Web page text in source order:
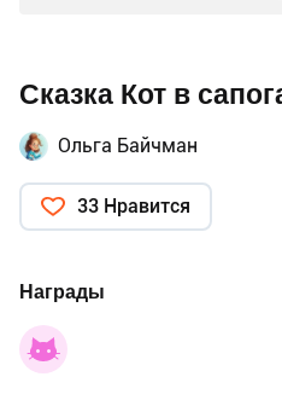
Сказка Кот в
Ольга Байчман
33 Нравится
Награды